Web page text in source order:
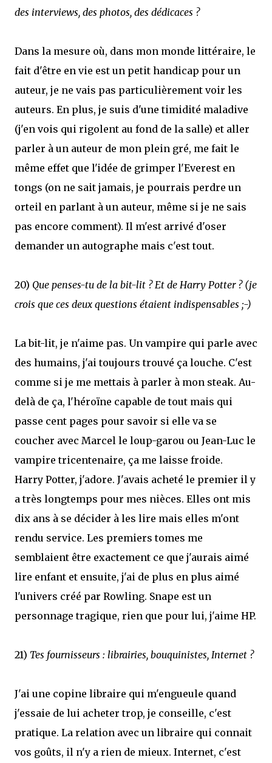
des interviews, des photos, des dédicaces ?
Dans la mesure où, dans mon monde littéraire, le
fait d'être en vie est un petit handicap pour un
auteur, je ne vais pas particulièrement voir les
auteurs. En plus, je suis d'une timidité maladive
(j'en vois qui rigolent au fond de la salle) et aller
parler à un auteur de mon plein gré, me fait le
même effet que l'idée de grimper l'Everest en
tongs (on ne sait jamais, je pourrais perdre un
orteil en parlant à un auteur, même si je ne sais
pas encore comment). Il m'est arrivé d'oser
demander un autographe mais c'est tout.
20) Que penses-tu de la bit-lit ? Et de Harry Potter ? (je
crois que ces deux questions étaient indispensables ;-)
La bit-lit, je n'aime pas. Un vampire qui parle avec
des humains, j'ai toujours trouvé ça louche. C'est
comme si je me mettais à parler à mon steak. Au-
delà de ça, l'héroïne capable de tout mais qui
passe cent pages pour savoir si elle va se
coucher avec Marcel le loup-garou ou Jean-Luc le
vampire tricentenaire, ça me laisse froide.
Harry Potter, j'adore. J'avais acheté le premier il y
a très longtemps pour mes nièces. Elles ont mis
dix ans à se décider à les lire mais elles m'ont
rendu service. Les premiers tomes me
semblaient être exactement ce que j'aurais aimé
lire enfant et ensuite, j'ai de plus en plus aimé
l'univers créé par Rowling. Snape est un
personnage tragique, rien que pour lui, j'aime HP.
21) Tes fournisseurs : librairies, bouquinistes, Internet ?
J'ai une copine libraire qui m'engueule quand
j'essaie de lui acheter trop, je conseille, c'est
pratique. La relation avec un libraire qui connait
vos goûts, il n'y a rien de mieux. Internet, c'est